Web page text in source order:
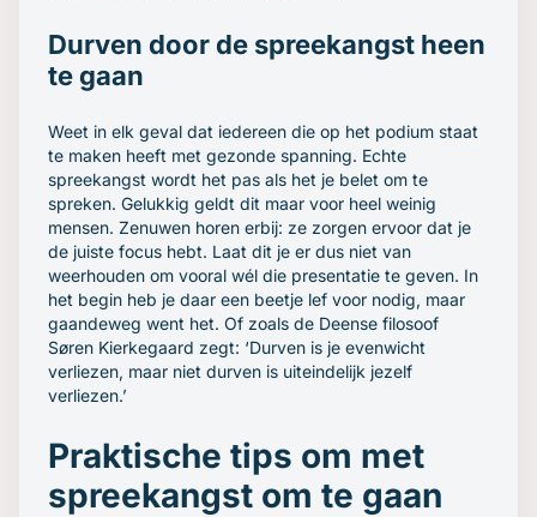
Durven door de spreekangst heen
te gaan
Weet in elk geval dat iedereen die op het podium staat
te maken heeft met gezonde spanning. Echte
spreekangst wordt het pas als het je belet om te
spreken. Gelukkig geldt dit maar voor heel weinig
mensen. Zenuwen horen erbij: ze zorgen ervoor dat je
de juiste focus hebt. Laat dit je er dus niet van
weerhouden om vooral wél die presentatie te geven. In
het begin heb je daar een beetje lef voor nodig, maar
gaandeweg went het. Of zoals de Deense filosoof
Søren Kierkegaard zegt: ‘Durven is je evenwicht
verliezen, maar niet durven is uiteindelijk jezelf
verliezen.’
Praktische tips om met
spreekangst om te gaan